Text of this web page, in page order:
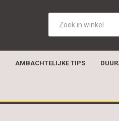
AMBACHTELIJKE TIPS